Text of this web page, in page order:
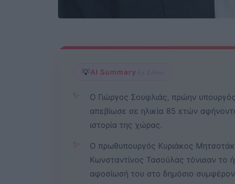
💡AI Summary by Libre
✨
Ο Γιώργος Σουφλιάς, πρώην
απεβίωσε σε ηλικία 85 ετών
ιστορία της χώρας.
✨
Ο πρωθυπουργός Κυριάκος
Κωνσταντίνος Τασούλας τόνισαν το
αφοσίωσή του στο δημόσιο συμφέρον